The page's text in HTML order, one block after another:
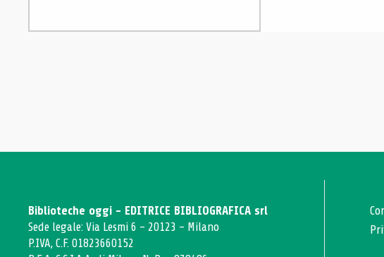
Biblioteche oggi - EDITRICE BIBLIOGRAFICA srl
Sede legale: Via Lesmi 6 - 20123 - Milano
P.IVA, C.F. 01823660152